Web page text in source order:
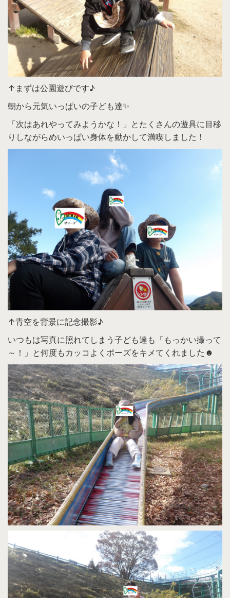
↑まずは公園遊びです♪
朝から元気いっぱいの子ども達✨
「次はあれやってみようかな！」とたくさんの遊具に目移
りしながらめいっぱい身体を動かして満喫しました！
↑青空を背景に記念撮影♪
いつもは写真に照れてしまう子ども達も「もっかい撮って
～！」と何度もカッコよくポーズをキメてくれました☻